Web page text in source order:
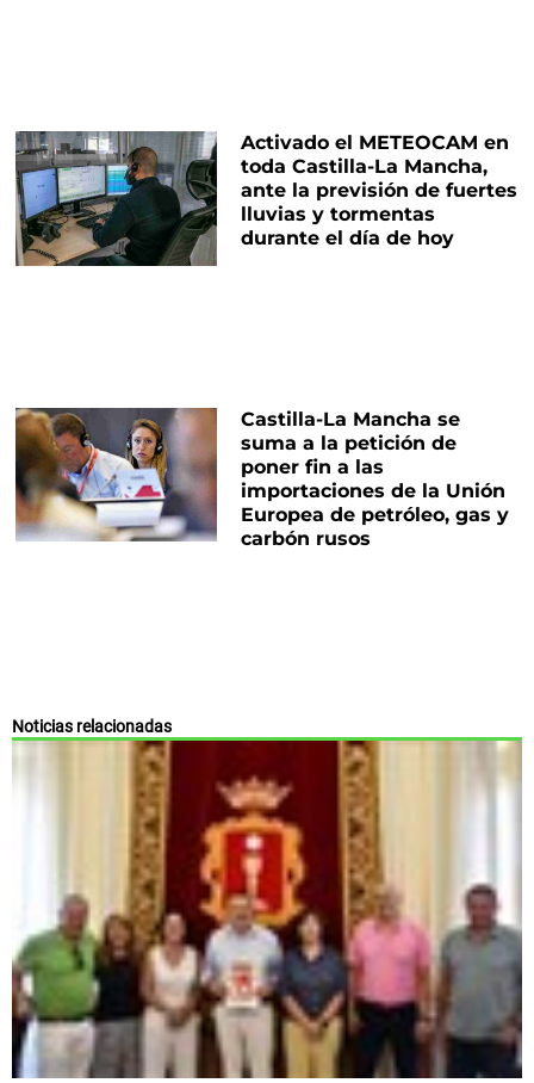
Activado el METEOCAM en
toda Castilla-La Mancha,
ante la previsión de fuertes
lluvias y tormentas
durante el día de hoy
Castilla-La Mancha se
suma a la petición de
poner fin a las
importaciones de la Unión
Europea de petróleo, gas y
carbón rusos
Noticias relacionadas